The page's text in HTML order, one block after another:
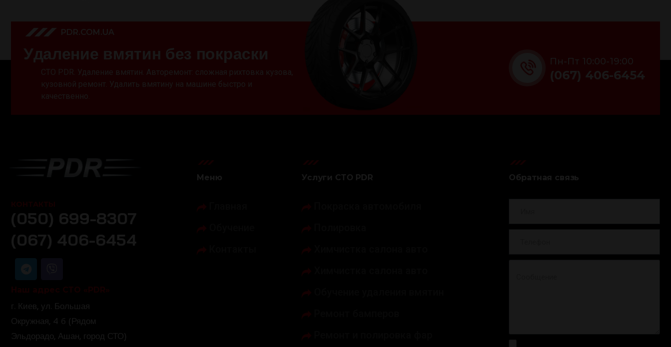
PDR.COM.UA
Удаление вмятин без покраски
СТО PDR. Удаление вмятин. Авторемонт: сложная рихтовка кузова,
кузовной ремонт. Удалить вмятину на машине быстро и
качественно.
Пн-Пт 10:00-19:00
(067) 406-6454
(050) 699-8307
(067) 406-6454
г. Киев, ул. Большая
Окружная, 4 б (Рядом
Эльдорадо, Ашан, город СТО)
Меню Услуги СТО PDR Обратная связь